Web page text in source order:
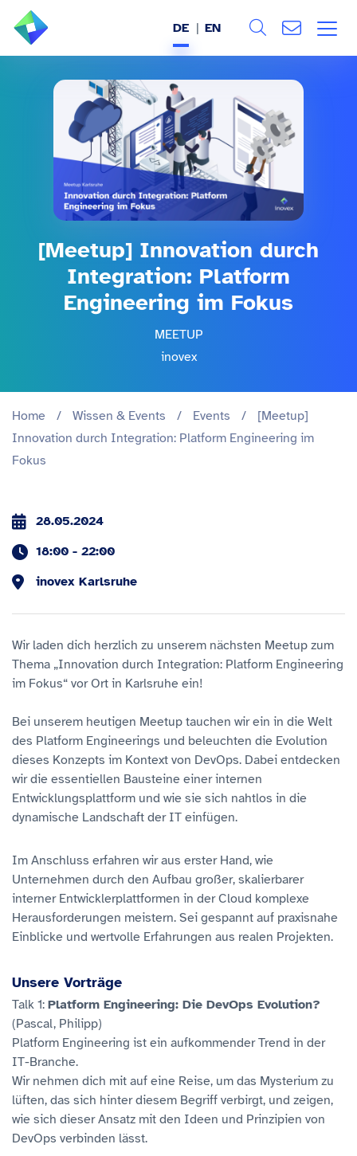
ÜBER UNS
LEISTUNGEN
BRANCHEN
REFERENZEN
WISSEN & EVENTS
KARRIERE
DE EN
[Meetup] Innovation durch
Integration: Platform
Engineering im Fokus
MEETUP
inovex
Home / Wissen & Events / Events /
[Meetup]
Innovation durch Integration: Platform Engineering im
Fokus
28.05.2024
18:00
22:00
inovex Karlsruhe
Wir laden dich herzlich zu unserem nächsten Meetup zum
Thema „Innovation durch Integration: Platform Engineering
im Fokus“ vor Ort in Karlsruhe ein!
Bei unserem heutigen Meetup tauchen wir ein in die Welt
des Platform Engineerings und beleuchten die Evolution
dieses Konzepts im Kontext von DevOps. Dabei entdecken
wir die essentiellen Bausteine einer internen
Entwicklungsplattform und wie sie sich nahtlos in die
dynamische Landschaft der IT einfügen.
Im Anschluss erfahren wir aus erster Hand, wie
Unternehmen durch den Aufbau großer, skalierbarer
interner Entwicklerplattformen in der Cloud komplexe
Herausforderungen meistern. Sei gespannt auf praxisnahe
Einblicke und wertvolle Erfahrungen aus realen Projekten.
Unsere Vorträge
Talk 1: Platform Engineering: Die DevOps Evolution?
(Pascal, Philipp)
Platform Engineering ist ein aufkommender Trend in der
IT-Branche.
Wir nehmen dich mit auf eine Reise, um das Mysterium zu
lüften, das sich hinter diesem Begriff verbirgt, und zeigen,
wie sich dieser Ansatz mit den Ideen und Prinzipien von
DevOps verbinden lässt.